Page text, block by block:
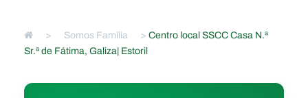
> Somos Família >Centro local SSCC Casa N.ª
Sr.ª de Fátima, Galiza| Estoril